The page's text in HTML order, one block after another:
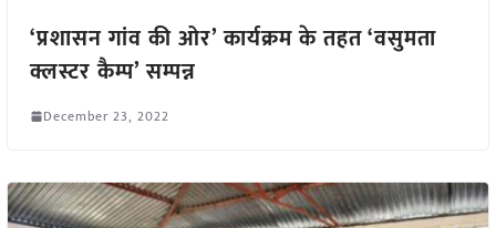
‘प्रशासन गांव की ओर’ कार्यक्रम के तहत ‘वसुमता
क्लस्टर कैम्प’ सम्पन्न
December 23, 2022